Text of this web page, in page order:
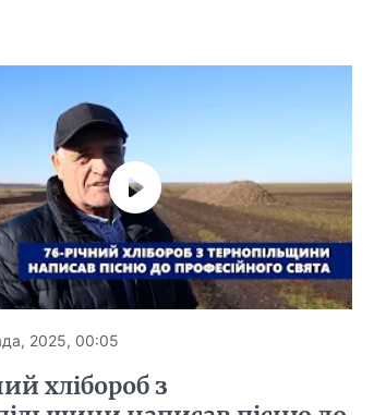
2025, 00:05
хлібороб з